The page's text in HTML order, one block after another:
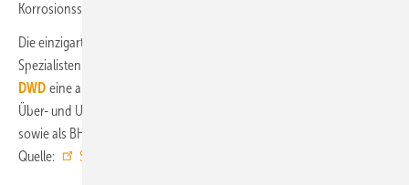
Korrosionsschutz ausgeführt.
Die einzigartige klemmbandlose Verbindungstechnik des Kamener
Spezialisten ermöglicht bei dem eingesetzten System
DWD eine außergewöhnliche Stabilität. Die Abgasleitung lässt sich im
Über- und Unterdruckbereich einsetzen, ist feuchteunempfindlich
sowie als BHKW-Leitung bis 5000 Pa druckdicht. ■
Quelle:
Schräder